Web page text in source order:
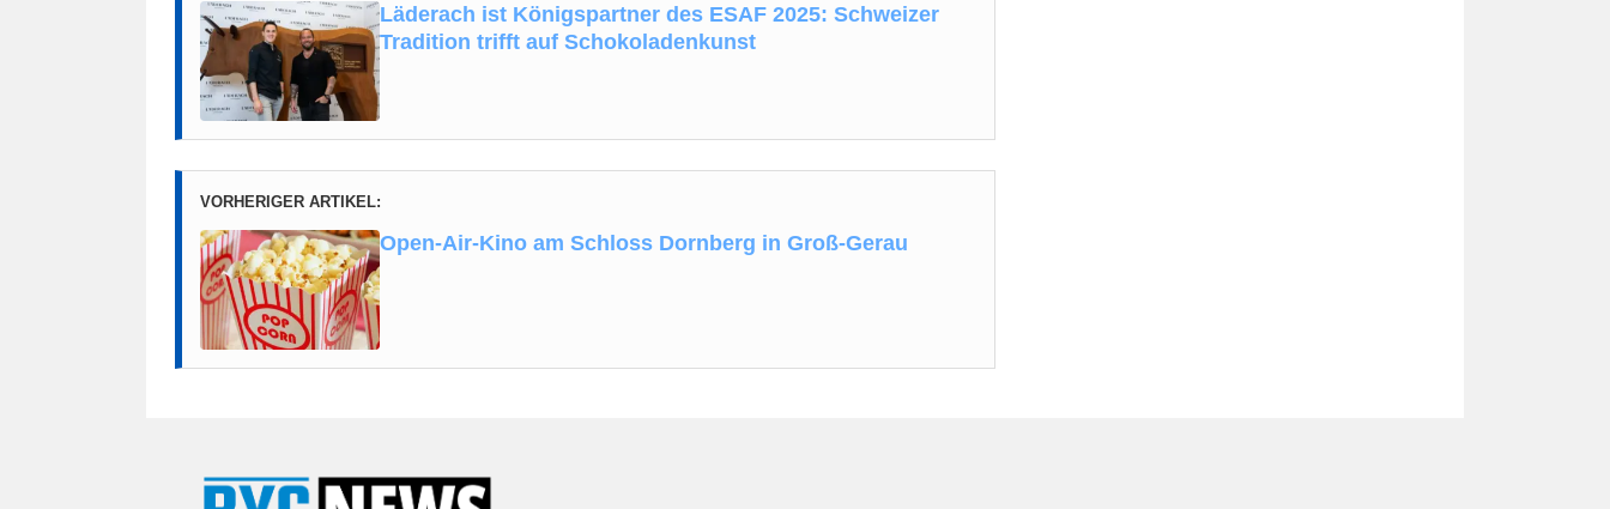
Läderach ist Königspartner des ESAF 2025: Schweizer
Tradition trifft auf Schokoladenkunst
VORHERIGER ARTIKEL:
Open-Air-Kino am Schloss Dornberg in Groß-Gerau